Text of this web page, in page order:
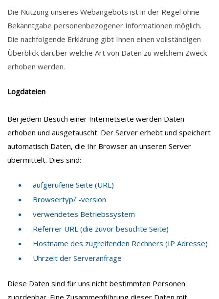
Die Nutzung unseres Webangebots ist in der Regel ohne
Bekanntgabe personenbezogener Informationen möglich.
Die nachfolgende Erklärung gibt Ihnen einen vollständigen
Überblick darüber welche Art von Daten zu welchem Zweck
erhoben werden.
Logdateien
Bei jedem Besuch einer Internetseite werden Daten
erhoben und ausgetauscht. Der Server erhebt und speichert
automatisch Daten, die Ihr Browser an unseren Server
übermittelt. Dies sind:
aufgerufene Seite (URL)
Browsertyp/ -version
verwendetes Betriebssystem
Referrer URL (die zuvor besuchte Seite)
Hostname des zugreifenden Rechners (IP Adresse)
Uhrzeit der Serveranfrage
Diese Daten sind für uns nicht bestimmten Personen
zuordenbar. Eine Zusammenführung dieser Daten mit